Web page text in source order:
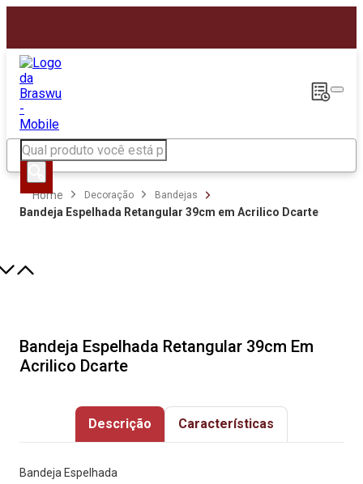
Decoração Bandejas
Bandeja Espelhada Retangular 39cm em Acrilico Dcarte
Bandeja Espelhada Retangular 39cm Em
Acrilico Dcarte
Descrição Características
Bandeja Espelhada